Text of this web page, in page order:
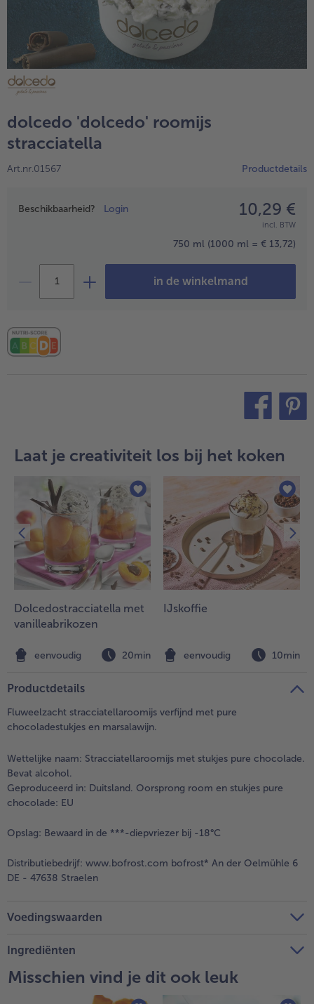
dolcedo 'dolcedo' roomijs
stracciatella
Art.nr.01567 Productdetails
Prijsopgave
Beschikbaarheid? Login 10,29 €
incl. BTW
750 ml (1000 ml = € 13,72)
in de winkelmand
Laat je creativiteit los bij het koken
Dolcedostracciatella met
vanilleabrikozen
eenvoudig 20min
IJskoffie
eenvoudig 10min
Productdetails
Fluweelzacht stracciatellaroomijs verfijnd met pure
chocoladestukjes en marsalawijn.
Wettelijke naam: Stracciatellaroomijs met stukjes pure chocolade.
Bevat alcohol.
Geproduceerd in: Duitsland. Oorsprong room en stukjes pure
chocolade: EU
Opslag: Bewaard in de ***-diepvriezer bij -18°C
Distributiebedrijf: www.bofrost.com bofrost* An der Oelmühle 6
DE - 47638 Straelen
Voedingswaarden
Ingrediënten
Misschien vind je dit ook leuk